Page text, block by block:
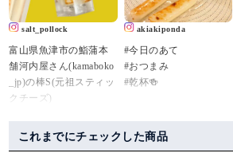
開けた瞬間、あまりの
ｰｰｰｯ♡っと叫んだくら
い😍
宝石箱みたい💎✦‧.｡.:
に数々の受賞をされて
いるのでお墨付きです(*
salt_pollock
富山県魚津市の鮨蒲本
舗河内屋さん(kamaboko
_jp)の棒S(元祖スティッ
クチーズ)
美味しさはもちろんで
すが、クリエイティブ
akiakiponda
#今日のあて
#おつまみ
#乾杯🍻
こんばんは😃🌃
これまでにチェックした商品